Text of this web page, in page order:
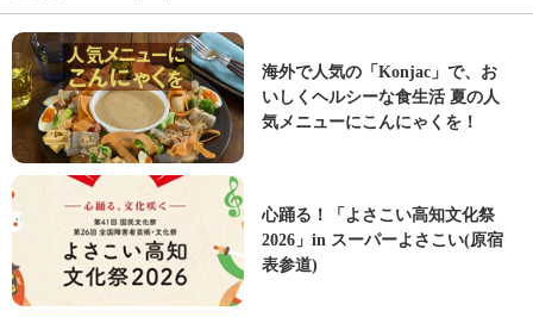
海外で人気の「Konjac」で、お
いしくヘルシーな食生活 夏の人
気メニューにこんにゃくを！
心踊る！「よさこい高知文化祭
2026」in スーパーよさこい(原宿
表参道)